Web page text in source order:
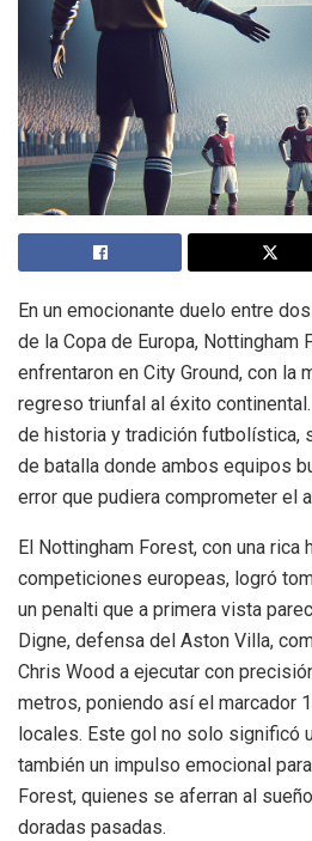
En un emocionante duelo entre
de la Copa de Europa, Nottingham
enfrentaron en City Ground, con la
regreso triunfal al éxito
de historia y tradición futbolística,
de batalla donde ambos equipos
error que pudiera comprometer el
El Nottingham Forest, con una rica
competiciones europeas, logró
un penalti que a primera vista
Digne, defensa del Aston Villa,
Chris Wood a ejecutar con
metros, poniendo así el marcador
locales. Este gol no solo significó
también un impulso emocional
Forest, quienes se aferran al
doradas pasadas.